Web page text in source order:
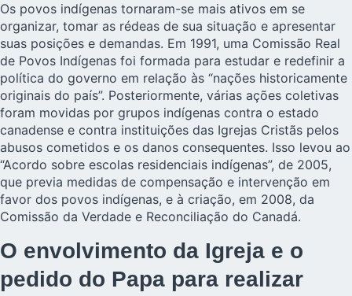
Os povos indígenas tornaram-se mais ativos em se
organizar, tomar as rédeas de sua situação e apresentar
suas posições e demandas. Em 1991, uma Comissão Real
de Povos Indígenas foi formada para estudar e redefinir a
política do governo em relação às “nações historicamente
originais do país”. Posteriormente, várias ações coletivas
foram movidas por grupos indígenas contra o estado
canadense e contra instituições das Igrejas Cristãs pelos
abusos cometidos e os danos consequentes. Isso levou ao
“Acordo sobre escolas residenciais indígenas”, de 2005,
que previa medidas de compensação e intervenção em
favor dos povos indígenas, e à criação, em 2008, da
Comissão da Verdade e Reconciliação do Canadá.
O envolvimento da Igreja e o
pedido do Papa para realizar